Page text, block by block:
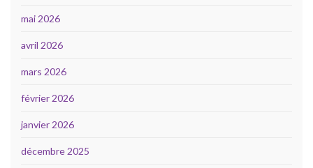
mai 2026
avril 2026
mars 2026
février 2026
janvier 2026
décembre 2025